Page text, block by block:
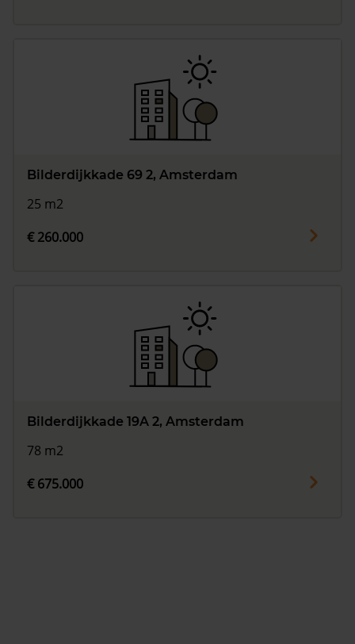
Bilderdijkkade 69 2, Amsterdam
25 m2
€ 260.000
Bilderdijkkade 19A 2, Amsterdam
78 m2
€ 675.000